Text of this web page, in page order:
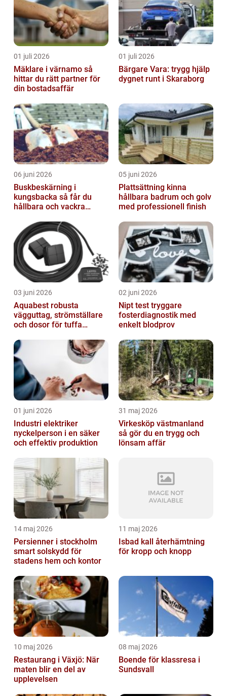
01 juli 2026
Mäklare i värnamo så
hittar du rätt partner för
din bostadsaffär
01 juli 2026
Bärgare Vara: trygg hjälp
dygnet runt i Skaraborg
06 juni 2026
Buskbeskärning i
kungsbacka så får du
hållbara och vackra
05 juni 2026
Plattsättning kinna
hållbara badrum och golv
med professionell finish
03 juni 2026
Aquabest robusta
vägguttag, strömställare
och dosor för tuffa
02 juni 2026
Nipt test tryggare
fosterdiagnostik med
enkelt blodprov
01 juni 2026
Industri elektriker
nyckelperson i en säker
och effektiv produktion
31 maj 2026
Virkesköp västmanland
så gör du en trygg och
lönsam affär
14 maj 2026
Persienner i stockholm
smart solskydd för
stadens hem och kontor
11 maj 2026
Isbad kall återhämtning
för kropp och knopp
10 maj 2026
Restaurang i Växjö: När
maten blir en del av
upplevelsen
08 maj 2026
Boende för klassresa i
Sundsvall